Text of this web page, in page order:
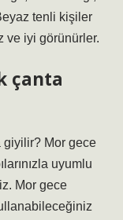
tenli kişiler
ve iyi görünürler.
çanta
giyilir? Mor gece
uyumlu
Mor gece